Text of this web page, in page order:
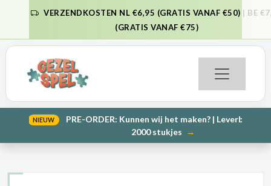
VERZENDKOSTEN NL €6,95 (GRATIS VANAF €50) | BE €7,95
(GRATIS VANAF €75)
PRE-ORDER: Kunnen wij het maken? | Leverbaar in 1000 en
2000 stukjes →